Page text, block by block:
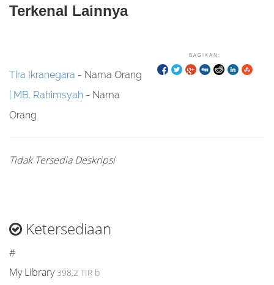
Terkenal Lainnya
BAGIKAN:
Tira Ikranegara - Nama Orang
MB. Rahimsyah - Nama
Orang
Tidak Tersedia Deskripsi
Ketersediaan
#
My Library 398.2 TIR b